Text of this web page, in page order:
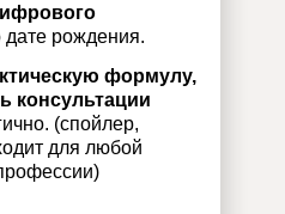
формулу,
консультации
(спойлер,
для любой
дате рождения.